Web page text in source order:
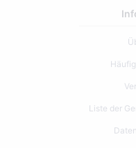
Liste der